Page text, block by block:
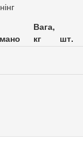
Вага,
кг
шт.